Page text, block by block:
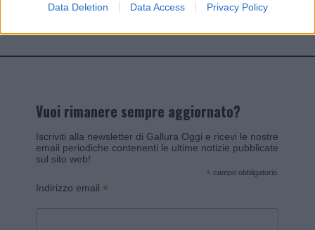
Data Deletion Data Access Privacy Policy
Vuoi rimanere sempre aggiornato?
Iscriviti alla newsletter di Gallura Oggi e ricevi le nostre
email periodiche contenenti le ultime notizie pubblicate
sul sito web!
* campo obbligatorio
Indirizzo email *